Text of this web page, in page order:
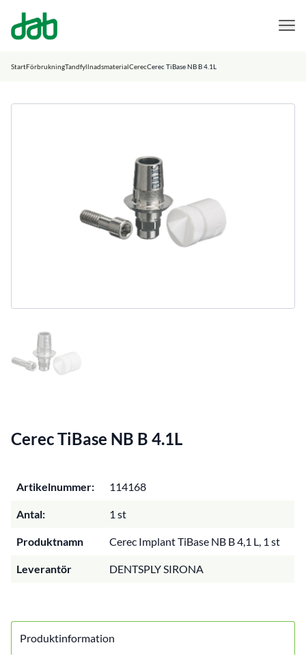
DAB Dental
StartFörbrukningTandfyllnadsmaterialCerecCerec TiBase NB B 4.1L
Cerec TiBase NB B 4.1L
Artikelnummer: 114168
Antal: 1 st
Produktnamn Cerec Implant TiBase NB B 4,1 L, 1 st
Leverantör DENTSPLY SIRONA
Produktinformation